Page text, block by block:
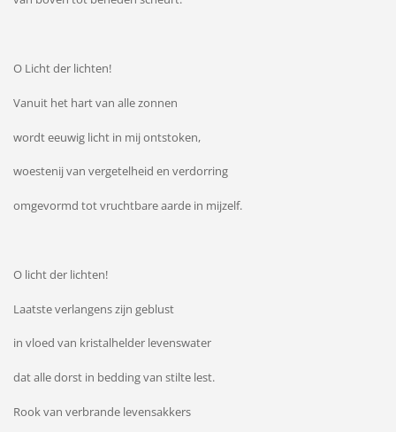
O Licht der lichten!
Vanuit het hart van alle zonnen
wordt eeuwig licht in mij ontstoken,
woestenij van vergetelheid en verdorring
omgevormd tot vruchtbare aarde in mijzelf.
O licht der lichten!
Laatste verlangens zijn geblust
in vloed van kristalhelder levenswater
dat alle dorst in bedding van stilte lest.
Rook van verbrande levensakkers